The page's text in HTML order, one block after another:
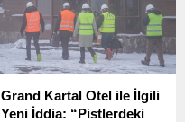
Grand Kartal Otel ile İlgili
Yeni İddia: “Pistlerdeki